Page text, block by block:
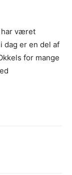
har været
dag er en del af
for mange